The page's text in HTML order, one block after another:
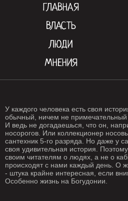
ГЛАВНАЯ
ВЛАСТЬ
ЛЮДИ
МНЕНИЯ
У каждого человека есть своя
обычный, ничем не примечательный
И ведь не догадаешься, что он,
носорогов. Или коллекционер
сантехник 5-го разряда. Но даже у
своя удивительная история.
своим читателям о людях, а не о
происходят с нами каждый день. О
- штука крайне интересная, если
Особенно жизнь на Богудонии.